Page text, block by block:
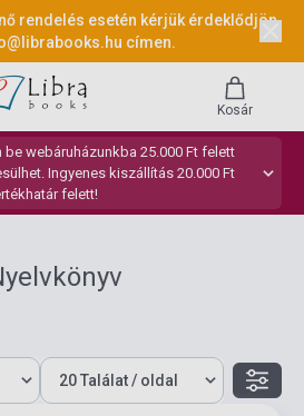
rendelés esetén kérjük érdeklődjön
címen.
webáruházunkba 25.000 Ft felett
Ingyenes kiszállítás 20.000 Ft
felett!
Kosár